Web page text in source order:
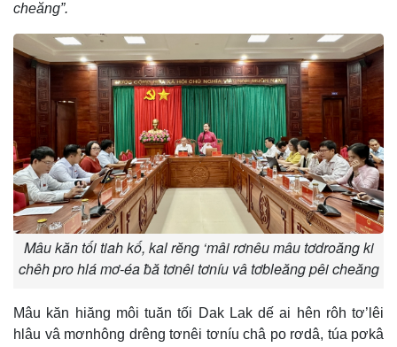
cheăng”.
Mâu kăn tối tiah kố, kal rĕng ‘mâi rơnêu mâu tơdroăng ki
chêh pro hlá mơ-éa ƀă tơnêi tơníu vâ tơbleăng pêi cheăng
Mâu kăn hiăng môi tuăn tối Dak Lak dế ai hên rôh tơ’lêi
hlâu vâ mơnhông drêng tơnêi tơníu châ po rơdâ, túa pơkâ